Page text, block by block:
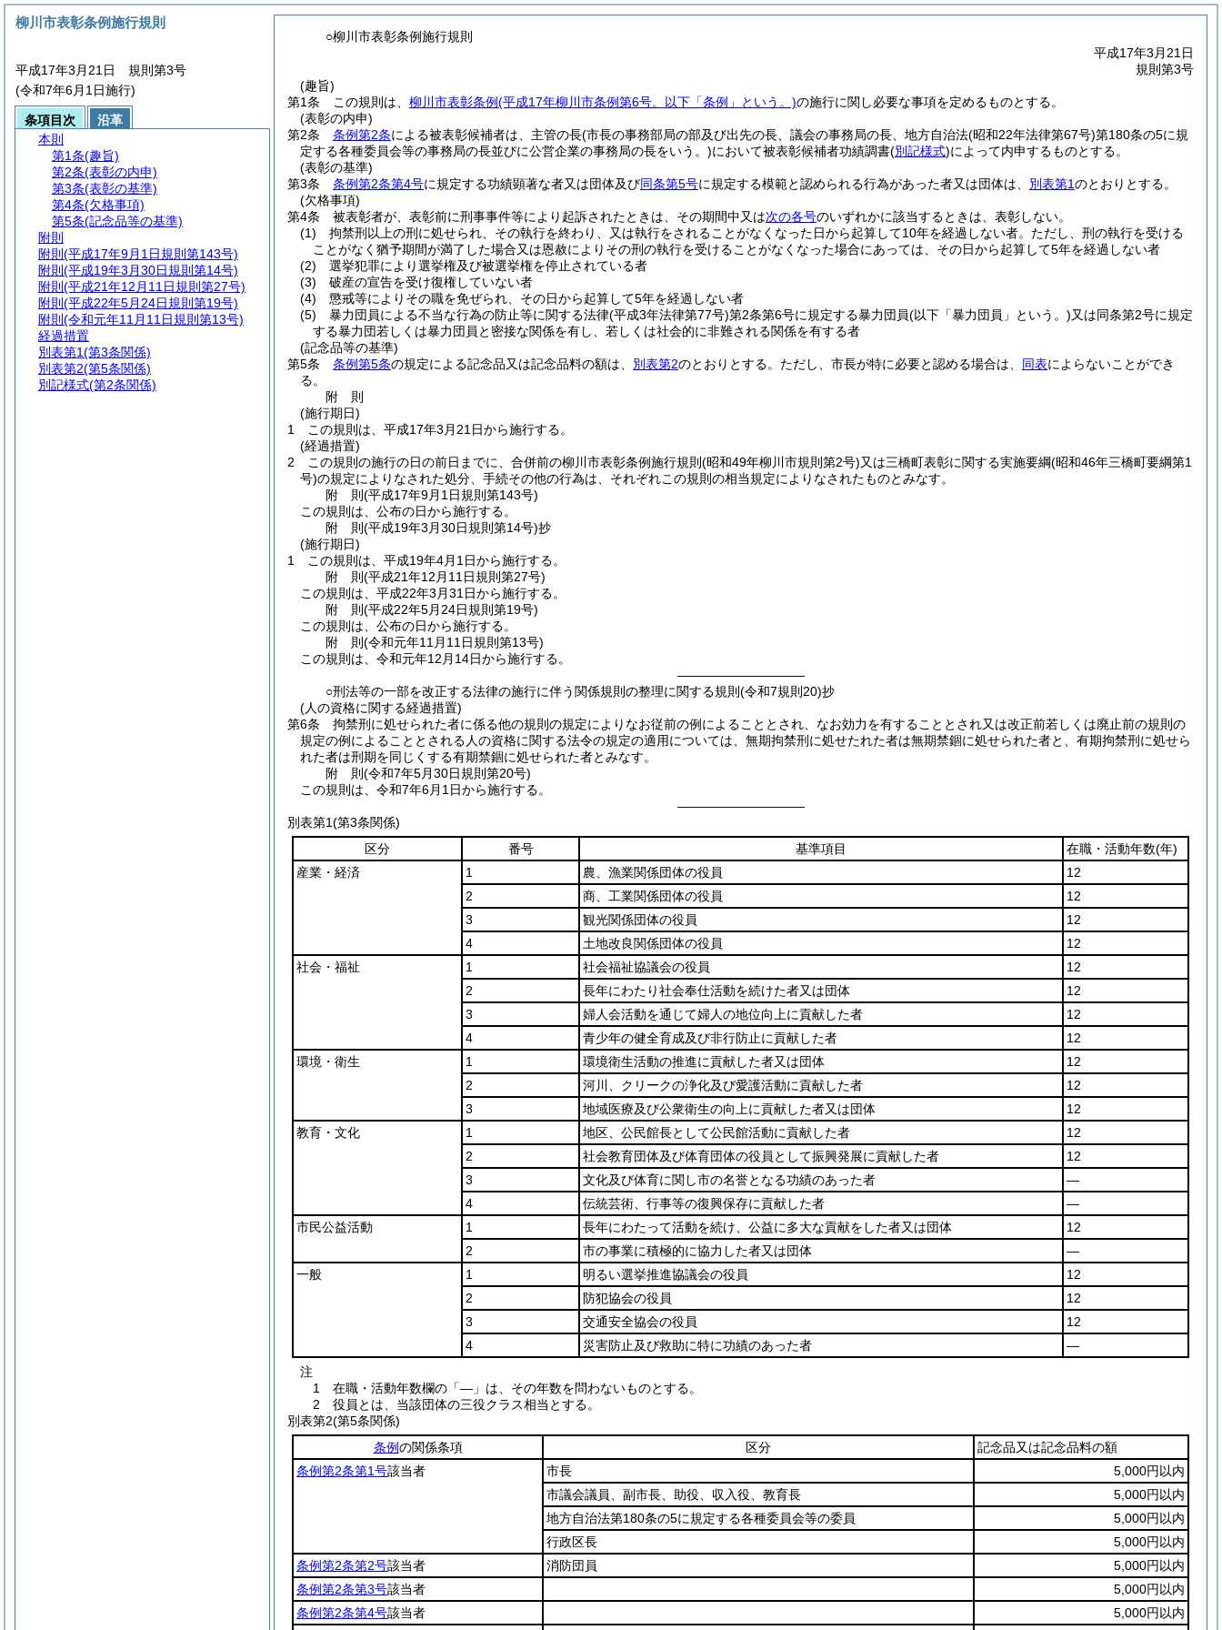
○柳川市表彰条例施行規則
平成17年3月21日
規則第3号
(趣旨)
第1条
この規則は、 柳川市表彰条例(平成17年柳川市条例第6号。以下「条例」という。)の施行に関し必要な事項を定めるものとする。
(表彰の内申)
第2条
条例第2条による被表彰候補者は、主管の長(市長の事務部局の部及び出先の長、議会の事務局の長、地方自治法(昭和22年法律第67号)第180条の5に規
定する各種委員会等の事務局の長並びに公営企業の事務局の長をいう。)において被表彰候補者功績調書(別記様式)によって内申するものとする。
(表彰の基準)
第3条
条例第2条第4号に規定する功績顕著な者又は団体及び同条第5号に規定する模範と認められる行為があった者又は団体は、 別表第1のとおりとする。
(欠格事項)
第4条
被表彰者が、表彰前に刑事事件等により起訴されたときは、その期間中又は次の各号のいずれかに該当するときは、表彰しない。
(1)
拘禁刑以上の刑に処せられ、その執行を終わり、又は執行をされることがなくなった日から起算して10年を経過しない者。 ただし、刑の執行を受ける
ことがなく猶予期間が満了した場合又は恩赦によりその刑の執行を受けることがなくなった場合にあっては、その日から起算して5年を経過しない者
(2)
選挙犯罪により選挙権及び被選挙権を停止されている者
(3)
破産の宣告を受け復権していない者
(4)
懲戒等によりその職を免ぜられ、その日から起算して5年を経過しない者
(5)
暴力団員による不当な行為の防止等に関する法律(平成3年法律第77号)第2条第6号に規定する暴力団員(以下「暴力団員」という。)又は同条第2号に規定
する暴力団若しくは暴力団員と密接な関係を有し、若しくは社会的に非難される関係を有する者
(記念品等の基準)
第5条
条例第5条の規定による記念品又は記念品料の額は、 別表第2のとおりとする。 ただし、市長が特に必要と認める場合は、 同表によらないことができ
る。
附 則
(施行期日)
1
この規則は、平成17年3月21日から施行する。
(経過措置)
2
この規則の施行の日の前日までに、合併前の柳川市表彰条例施行規則 (昭和49年柳川市規則第2号)又は三橋町表彰に関する実施要綱(昭和46年三橋町要綱第1
号)の規定によりなされた処分、手続その他の行為は、それぞれこの規則の相当規定によりなされたものとみなす。
附 則(平成17年9月1日規則第143号)
この規則は、公布の日から施行する。
附 則(平成19年3月30日規則第14号)抄
(施行期日)
1
この規則は、平成19年4月1日から施行する。
附 則(平成21年12月11日規則第27号)
この規則は、平成22年3月31日から施行する。
附 則(平成22年5月24日規則第19号)
この規則は、公布の日から施行する。
附 則(令和元年11月11日規則第13号)
この規則は、令和元年12月14日から施行する。
――――――――――
○刑法等の一部を改正する法律の施行に伴う関係規則の整理に関する規則(令和7規則20)抄
(人の資格に関する経過措置)
第6条
拘禁刑に処せられた者に係る他の規則の規定によりなお従前の例によることとされ、なお効力を有することとされ又は改正前若しくは廃止前の規則の
規定の例によることとされる人の資格に関する法令の規定の適用については、無期拘禁刑に処せたれた者は無期禁錮に処せられた者と、有期拘禁刑に処せら
れた者は刑期を同じくする有期禁錮に処せられた者とみなす。
附 則(令和7年5月30日規則第20号)
この規則は、令和7年6月1日から施行する。
――――――――――
別表第1(第3条関係)
区分
番号 基準項目 在職・活動年数(年)
産業・経済
1 農、漁業関係団体の役員
12
2
商、工業関係団体の役員
12
3
観光関係団体の役員
12
4
土地改良関係団体の役員
12
社会・福祉
1 社会福祉協議会の役員
12
2
長年にわたり社会奉仕活動を続けた者又は団体
12
3
婦人会活動を通じて婦人の地位向上に貢献した者
12
4
青少年の健全育成及び非行防止に貢献した者
12
環境・衛生
1 環境衛生活動の推進に貢献した者又は団体
12
2
河川、クリークの浄化及び愛護活動に貢献した者
12
3
地域医療及び公衆衛生の向上に貢献した者又は団体
12
教育・文化
1 地区、公民館長として公民館活動に貢献した者
12
2
社会教育団体及び体育団体の役員として振興発展に貢献した者
12
3
文化及び体育に関し市の名誉となる功績のあった者
―
4
伝統芸術、行事等の復興保存に貢献した者
―
市民公益活動
1 長年にわたって活動を続け、公益に多大な貢献をした者又は団体
12
2
市の事業に積極的に協力した者又は団体
―
一般
1 明るい選挙推進協議会の役員
12
2
防犯協会の役員
12
3
交通安全協会の役員
12
4
災害防止及び救助に特に功績のあった者
―
注
1 在職・活動年数欄の「―」は、その年数を問わないものとする。
2 役員とは、当該団体の三役クラス相当とする。
別表第2(第5条関係)
条例の関係条項 区分
記念品又は記念品料の額
条例第2条第1号該当者 市長
5,000円以内
市議会議員、副市長、助役、収入役、教育長
5,000円以内
地方自治法第180条の5に規定する各種委員会等の委員
5,000円以内
行政区長
5,000円以内
条例第2条第2号該当者 消防団員
5,000円以内
条例第2条第3号該当者
5,000円以内
条例第2条第4号該当者
5,000円以内
柳川市表彰条例施行規則
平成17年3月21日 規則第3号
(令和7年6月1日施行)
条項目次
沿革
本則
第1条(趣旨)
第2条(表彰の内申)
第3条(表彰の基準)
第4条(欠格事項)
第5条(記念品等の基準)
附則
附則 (平成17年9月1日規則第143号)
附則 (平成19年3月30日規則第14号)
附則 (平成21年12月11日規則第27号)
附則 (平成22年5月24日規則第19号)
附則 (令和元年11月11日規則第13号)
経過措置
別表第1(第3条関係)
別表第2(第5条関係)
別記様式(第2条関係)